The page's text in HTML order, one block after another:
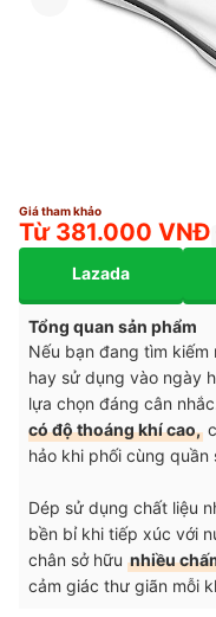
Giá tham khảo
Từ 381.000 VNĐ
Lazada
Tổng quan sản phẩm
Nếu bạn đang tìm
hay sử dụng vào ngày
lựa chọn đáng cân
có độ thoáng khí cao,
hảo khi phối cùng quần
Dép sử dụng chất liệu
bền bỉ khi tiếp xúc với
chân sở hữu nhiều
cảm giác thư giãn mỗi